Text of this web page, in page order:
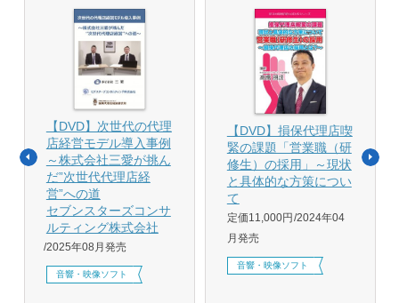
【DVD】次世代の代理
店経営モデル導入事例
～株式会社三愛が挑ん
だ”次世代代理店経
営”への道
セブンスターズコンサ
ルティング株式会社
2025年08月発売
音響・映像ソフト
【DVD】損保代理店喫
緊の課題「営業職（研
修生）の採用」～現状
と具体的な方策につい
て
定価11,000円 2024年04
月発売
音響・映像ソフト